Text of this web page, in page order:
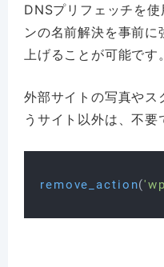
DNSプリフェッチを
ンの名前解決を事前
上げることが可能です。
外部サイトの写真やス
うサイト以外は、不要
remove_action(